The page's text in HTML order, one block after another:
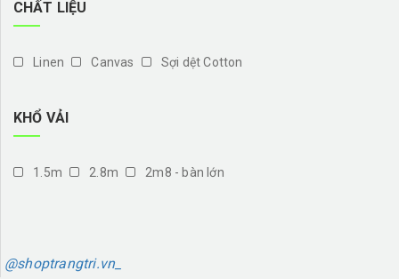
CHẤT LIỆU
Linen Canvas Sợi dệt Cotton
KHỔ VẢI
1.5m 2.8m 2m8 - bàn lớn
@shoptrangtri.vn_